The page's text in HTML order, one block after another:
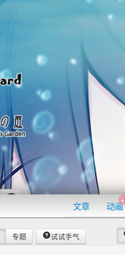
文章 动画
专题 试试手气